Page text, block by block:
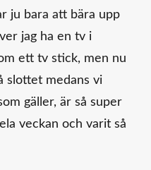
ju bara att bära upp
jag ha en tv i
ett tv stick, men nu
slottet medans vi
gäller, är så super
veckan och varit så